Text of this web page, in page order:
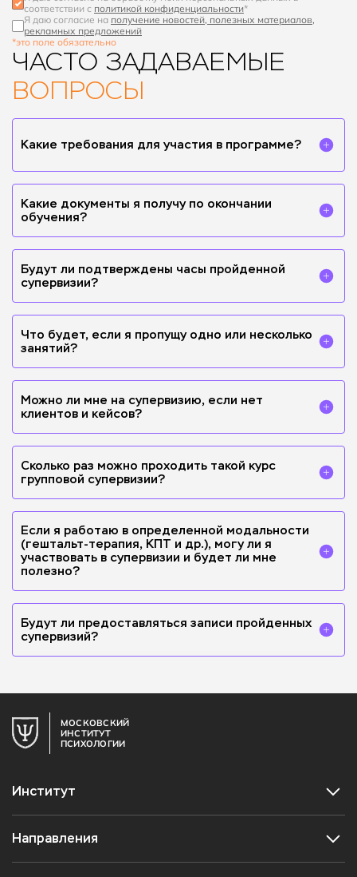
соответствии с политикой конфиденциальности*
Я даю согласие на получение новостей, полезных материалов,
рекламных предложений
*это поле обязательно
ЧАСТО ЗАДАВАЕМЫЕ
ВОПРОСЫ
Какие требования для участия в программе?
Для участия достаточно быть студентом или выпускником
факультетов вузов.
Какие документы я получу по окончании
обучения?
По окончании курса вы получите сертификат о
супервизии)
Будут ли подтверждены часы пройденной
супервизии?
Да. По окончании курса вы получите сертификат о
Что будет, если я пропущу одно или несколько
занятий?
В сертификате о прохождении супервизии будут учтены
пропустили 1 групповую супервизию, то сертификат будет
выдан на 7,5 часов вместо 10. Кроме того, оплата за
остались вопросы, вы можете отправить заявку, с вами
свяжется специалист института
Можно ли мне на супервизию, если нет
клиентов и кейсов?
Да. Вы можете приходить на групповую супервизию без
супервизия – это отличная возможность подготовиться к
работе с будущими клиентами: развить насмотренность,
и обсудить с коллегами по группе свои гипотезы.
Сколько раз можно проходить такой курс
групповой супервизии?
Нет ограничений по количеству прохождения курса
отличается от предыдущей. Кроме того, новые участники
последующих групп принесут новые взгляды и кейсы.
Если я работаю в определенной модальности
(гештальт-терапия, КПТ и др.), могу ли я
участвовать в супервизии и будет ли мне
полезно?
Да. Супервизия проходит в полимодальном формате. Такой
одного подхода и взглянуть на клиентские ситуации с
разных точек зрения. Это помогает не только найти новые
других методик.
Будут ли предоставляться записи пройденных
супервизий?
Нет. Запись не ведется и не предоставляется, так как
МОСКОВСКИЙ
ИНСТИТУТ
ПСИХОЛОГИИ
Институт
Направления